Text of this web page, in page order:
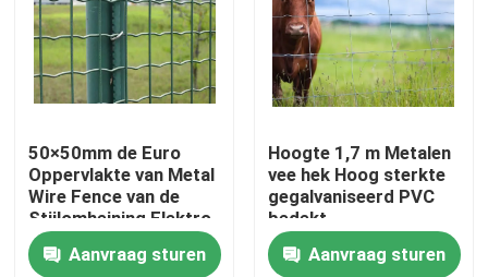
Over ons
Kwaliteitscontrole
Neem contact met ons op
50×50mm de Euro
Oppervlakte van Metal
Wire Fence van de
Stijlomheining Elektro
Gegalvaniseerde
Aanvraag sturen
Hoogte 1,7 m Metalen
vee hek Hoog sterkte
gegalvaniseerd PVC
bedekt
Aanvraag sturen